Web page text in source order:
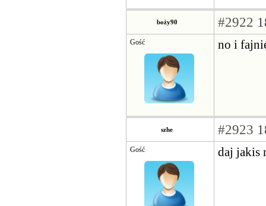
boży90 #2922
Gość no i
szhe #2923
Gość daj jakis